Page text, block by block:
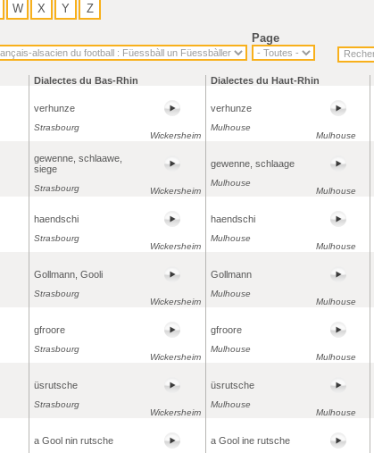
W X Y Z
Page
Dialectes du Bas-Rhin Dialectes du Haut-Rhin
verhunze
Strasbourg
Wickersheim
verhunze
Mulhouse
Mulhouse
gewenne, schlaawe,
siege
Strasbourg Wickersheim
gewenne, schlaage
Mulhouse
Mulhouse
haendschi
Strasbourg
Wickersheim
haendschi
Mulhouse
Mulhouse
Gollmann, Gooli
Strasbourg
Wickersheim
Gollmann
Mulhouse
Mulhouse
gfroore
Strasbourg
Wickersheim
gfroore
Mulhouse
Mulhouse
üsrutsche
Strasbourg
Wickersheim
üsrutsche
Mulhouse
Mulhouse
a Gool nin rutsche a Gool ine rutsche